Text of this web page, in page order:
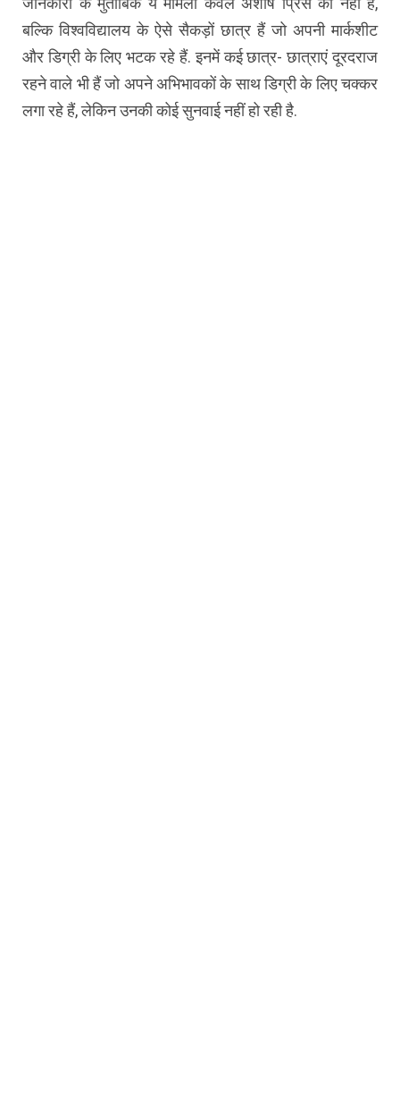
बल्कि विश्वविद्यालय के ऐसे सैकड़ों छात्र हैं जो अपनी मार्कशीट
और डिग्री के लिए भटक रहे हैं. इनमें कई छात्र- छात्राएं दूरदराज
रहने वाले भी हैं जो अपने अभिभावकों के साथ डिग्री के लिए चक्कर
लगा रहे हैं, लेकिन उनकी कोई सुनवाई नहीं हो रही है.